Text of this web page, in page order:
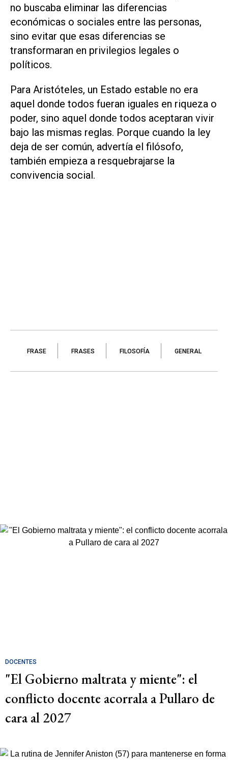
no buscaba eliminar las diferencias
económicas o sociales entre las personas,
sino evitar que esas diferencias se
transformaran en privilegios legales o
políticos.
Para Aristóteles, un Estado estable no era
aquel donde todos fueran iguales en riqueza o
poder, sino aquel donde todos aceptaran vivir
bajo las mismas reglas. Porque cuando la ley
deja de ser común, advertía el filósofo,
también empieza a resquebrajarse la
convivencia social.
FRASE FRASES FILOSOFÍA GENERAL
DOCENTES
"El Gobierno maltrata y miente": el
conflicto docente acorrala a Pullaro de
cara al 2027